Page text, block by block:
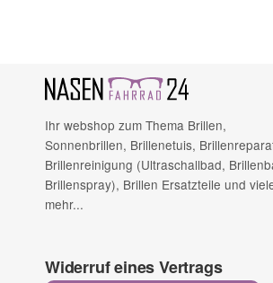
Ihr webshop zum Thema Brillen,
Sonnenbrillen, Brillenetuis,
Brillenreinigung (Ultraschallbad,
Brillenspray), Brillen Ersatzteile und
mehr...
Widerruf eines Vertrags